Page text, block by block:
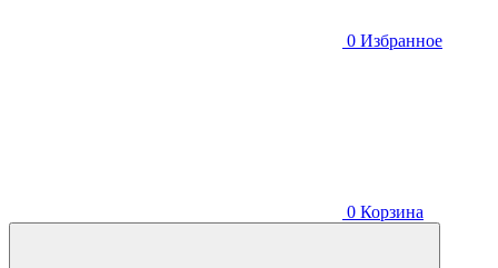
0 Избранное
0 Корзина